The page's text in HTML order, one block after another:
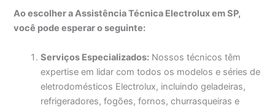
Ao escolher a Assistência Técnica Electrolux em SP,
você pode esperar o seguinte:
Serviços Especializados: Nossos técnicos têm
expertise em lidar com todos os modelos e séries de
eletrodomésticos Electrolux, incluindo geladeiras,
refrigeradores, fogões, fornos, churrasqueiras e